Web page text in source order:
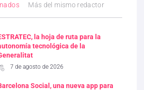
Más del mismo redactor
la hoja de ruta para la
tecnológica de la
7 de agosto de 2026
Social, una nueva app para